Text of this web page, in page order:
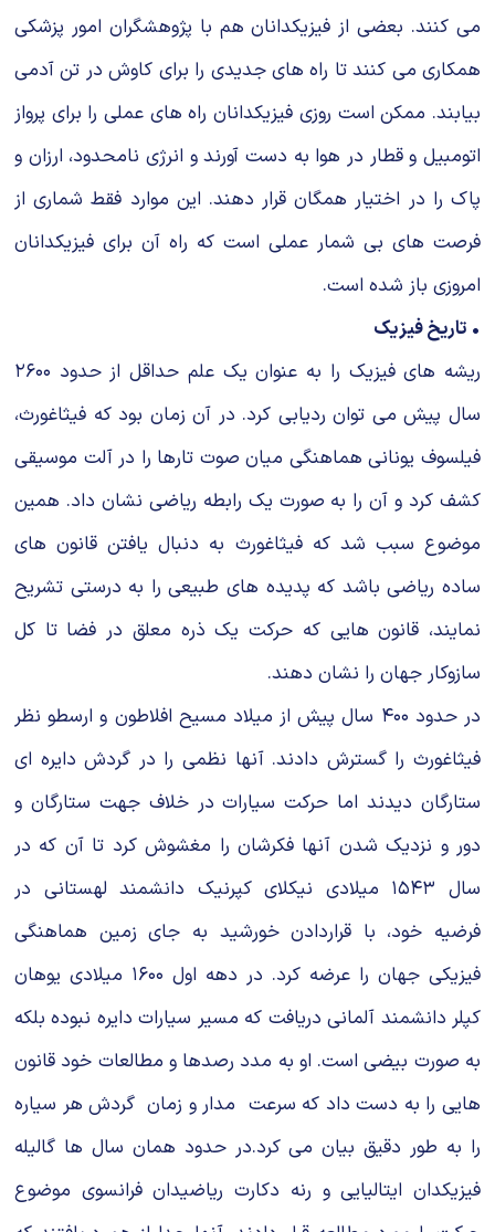
مى کنند. بعضى از فیزیکدانان هم با پژوهشگران امور پزشکى
همکارى مى کنند تا راه هاى جدیدى را براى کاوش در تن آدمى
بیابند. ممکن است روزى فیزیکدانان راه هاى عملى را براى پرواز
اتومبیل و قطار در هوا به دست آورند و انرژى نامحدود، ارزان و
پاک را در اختیار همگان قرار دهند. این موارد فقط شمارى از
فرصت هاى بى شمار عملى است که راه آن براى فیزیکدانان
امروزى باز شده است.
• تاریخ فیزیک
ریشه هاى فیزیک را به عنوان یک علم حداقل از حدود ۲۶۰۰
سال پیش مى توان ردیابى کرد. در آن زمان بود که فیثاغورث،
فیلسوف یونانى هماهنگى میان صوت تارها را در آلت موسیقى
کشف کرد و آن را به صورت یک رابطه ریاضى نشان داد. همین
موضوع سبب شد که فیثاغورث به دنبال یافتن قانون هاى
ساده ریاضى باشد که پدیده هاى طبیعى را به درستى تشریح
نمایند، قانون هایى که حرکت یک ذره معلق در فضا تا کل
سازوکار جهان را نشان دهند.
در حدود ۴۰۰ سال پیش از میلاد مسیح افلاطون و ارسطو نظر
فیثاغورث را گسترش دادند. آنها نظمى را در گردش دایره اى
ستارگان دیدند اما حرکت سیارات در خلاف جهت ستارگان و
دور و نزدیک شدن آنها فکرشان را مغشوش کرد تا آن که در
سال ۱۵۴۳ میلادى نیکلاى کپرنیک دانشمند لهستانى در
فرضیه خود، با قراردادن خورشید به جاى زمین هماهنگى
فیزیکى جهان را عرضه کرد. در دهه اول ۱۶۰۰ میلادى یوهان
کپلر دانشمند آلمانى دریافت که مسیر سیارات دایره نبوده بلکه
به صورت بیضى است. او به مدد رصدها و مطالعات خود قانون
هایى را به دست داد که سرعت مدار و زمان گردش هر سیاره
را به طور دقیق بیان مى کرد.در حدود همان سال ها گالیله
فیزیکدان ایتالیایى و رنه دکارت ریاضیدان فرانسوى موضوع